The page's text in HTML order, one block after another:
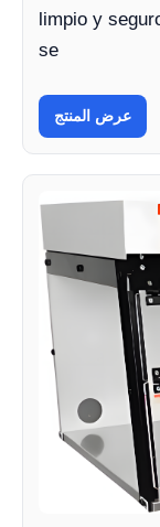
limpio y
se
عرض المنتج